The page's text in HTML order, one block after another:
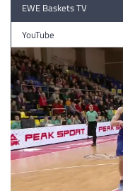
EWE Baskets TV
YouTube